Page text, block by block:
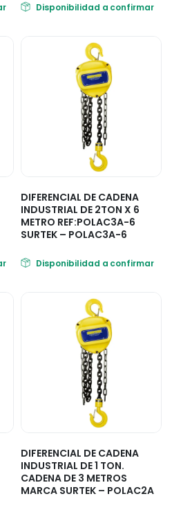
Disponibilidad a confirmar
DIFERENCIAL DE CADENA
INDUSTRIAL DE 2TON X 6
METRO REF:POLAC3A-6
SURTEK – POLAC3A-6
Disponibilidad a confirmar
DIFERENCIAL DE CADENA
INDUSTRIAL DE 1 TON.
CADENA DE 3 METROS
MARCA SURTEK – POLAC2A